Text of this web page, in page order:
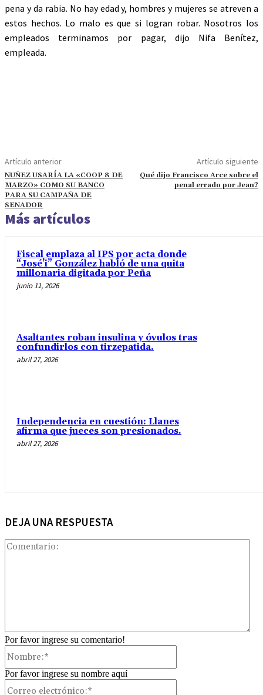
pena y da rabia. No hay edad y, hombres y mujeres se atreven a
estos hechos. Lo malo es que si logran robar. Nosotros los
empleados terminamos por pagar, dijo Nifa Benítez,
empleada.
Artículo anterior
NUÑEZ USARÍA LA «COOP 8 DE
MARZO» COMO SU BANCO
PARA SU CAMPAÑA DE
SENADOR
Artículo siguiente
Qué dijo Francisco Arce sobre el
penal errado por Jean?
Más artículos
Fiscal emplaza al IPS por acta donde
“José’i” González habló de una quita
millonaria digitada por Peña
junio 11, 2026
Asaltantes roban insulina y óvulos tras
confundirlos con tirzepatida.
abril 27, 2026
Independencia en cuestión: Llanes
afirma que jueces son presionados.
abril 27, 2026
DEJA UNA RESPUESTA
Por favor ingrese su comentario!
Por favor ingrese su nombre aquí